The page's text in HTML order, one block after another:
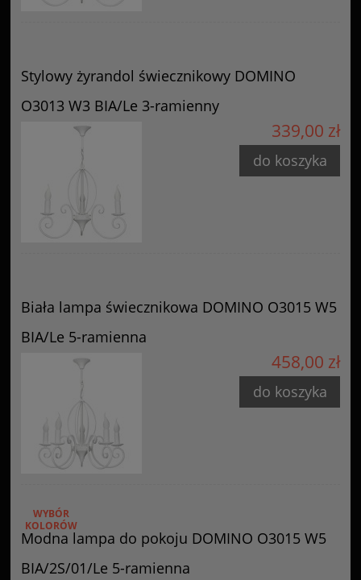
Stylowy żyrandol świecznikowy DOMINO
O3013 W3 BIA/Le 3-ramienny
339,00 zł
do koszyka
Biała lampa świecznikowa DOMINO O3015 W5
BIA/Le 5-ramienna
458,00 zł
do koszyka
Modna lampa do pokoju DOMINO O3015 W5
BIA/2S/01/Le 5-ramienna
WYBÓR
KOLORÓW